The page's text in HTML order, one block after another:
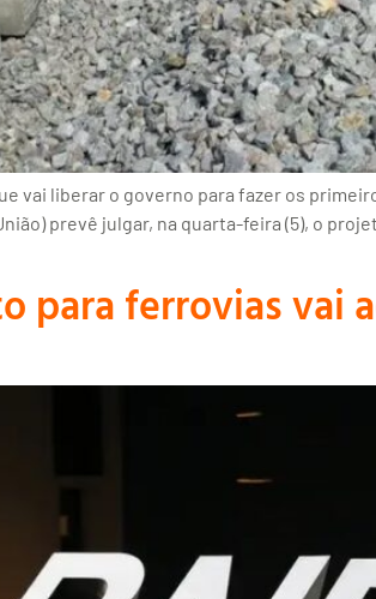
vai liberar o governo para fazer os
prevê julgar, na quarta-feira (5), o
para ferrovias vai